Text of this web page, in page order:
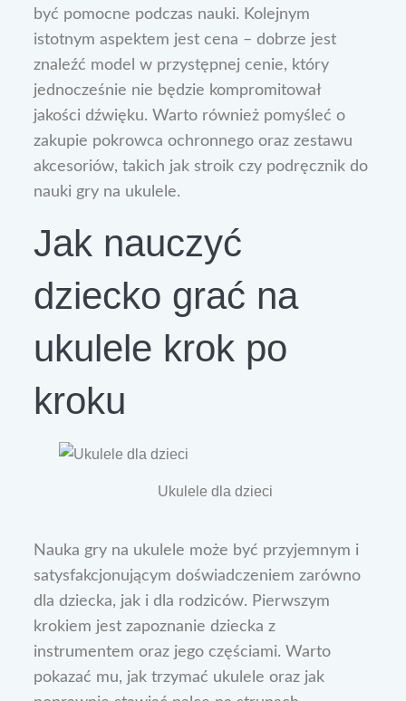
być pomocne podczas nauki. Kolejnym
istotnym aspektem jest cena – dobrze jest
znaleźć model w przystępnej cenie, który
jednocześnie nie będzie kompromitował
jakości dźwięku. Warto również pomyśleć o
zakupie pokrowca ochronnego oraz zestawu
akcesoriów, takich jak stroik czy podręcznik do
nauki gry na ukulele.
Jak nauczyć
dziecko grać na
ukulele krok po
kroku
Ukulele dla dzieci
Nauka gry na ukulele może być przyjemnym i
satysfakcjonującym doświadczeniem zarówno
dla dziecka, jak i dla rodziców. Pierwszym
krokiem jest zapoznanie dziecka z
instrumentem oraz jego częściami. Warto
pokazać mu, jak trzymać ukulele oraz jak